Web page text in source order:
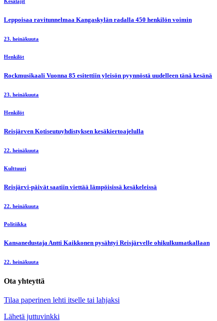
Leppoisaa ravitunnelmaa Kangaskylän radalla 450 henkilön voimin
23. heinäkuuta
Henkilöt
Rockmusikaali Vuonna 85 esitettiin yleisön pyynnöstä uudelleen tänä kesänä
23. heinäkuuta
Henkilöt
Reisjärven Kotiseutuyhdistyksen kesäkiertoajelulla
22. heinäkuuta
Kulttuuri
Reisjärvi-päivät saatiin viettää lämpöisissä kesäkeleissä
22. heinäkuuta
Politiikka
Kansanedustaja Antti Kaikkonen pysähtyi Reisjärvelle ohikulkumatkallaan
22. heinäkuuta
Ota yhteyttä
Tilaa paperinen lehti itselle tai lahjaksi
Lähetä juttuvinkki